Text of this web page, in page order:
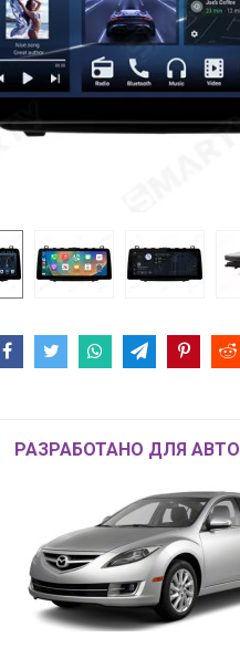
РАЗРАБОТАНО ДЛЯ